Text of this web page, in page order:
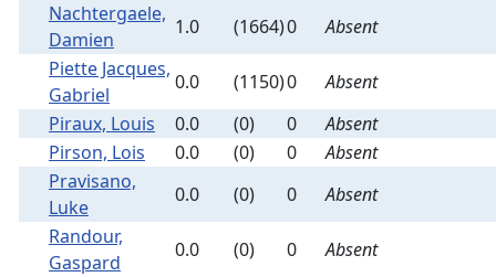
Nachtergaele,
Damien
1.0 (1664)0
Absent
Piette Jacques,
Gabriel
0.0 (1150)0
Absent
Piraux, Louis
0.0 (0) 0
Absent
Pirson, Lois
0.0 (0) 0
Absent
Pravisano,
Luke
0.0 (0) 0
Absent
Randour,
Gaspard
0.0 (0) 0
Absent